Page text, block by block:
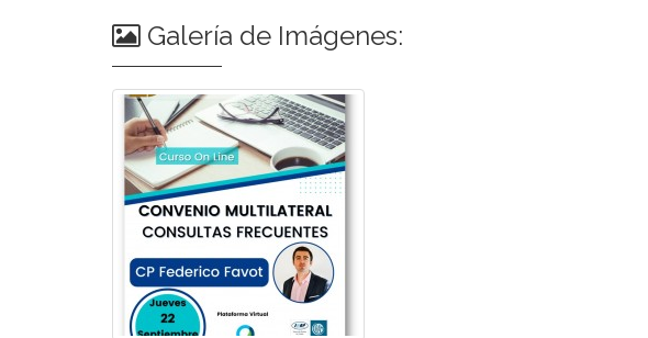
Galería de Imágenes: